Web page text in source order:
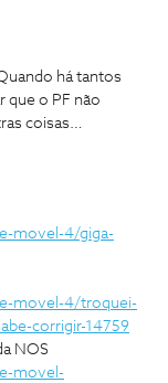
há tantos
que o PF não
coisas…
movel-4/giga-
movel-4/troquei-
corrigir-14759
NOS
movel-